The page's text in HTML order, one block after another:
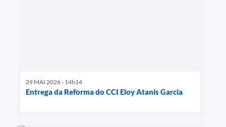
29 MAI 2026 - 14h14
Entrega da Reforma do CCI Eloy Atanis Garcia